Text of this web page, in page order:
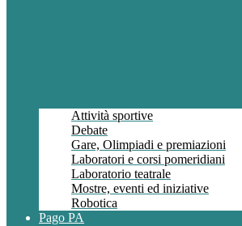
Attività sportive
Debate
Gare, Olimpiadi e premiazioni
Laboratori e corsi pomeridiani
Laboratorio teatrale
Mostre, eventi ed iniziative
Robotica
Pago PA